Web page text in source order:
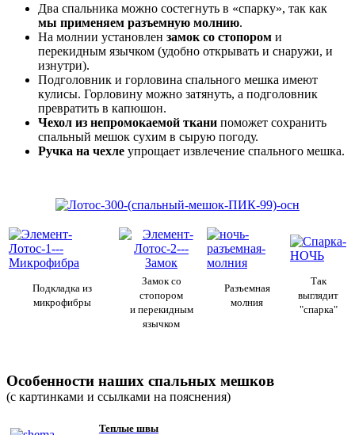
Два спальника можно состегнуть в «спарку», так как
мы применяем разъемную молнию.
На молнии установлен замок со стопором и
перекидным язычком (удобно открывать и снаружи, и
изнутри).
Подголовник и горловина спального мешка имеют
кулисы. Горловину можно затянуть, а подголовник
превратить в капюшон.
Чехол из непромокаемой ткани поможет сохранить
спальный мешок сухим в сырую погоду.
Ручка на чехле упрощает извлечение спального мешка.
Подкладка из
микрофибры
Замок со
стопором
и перекидным
язычком
Разъемная
молния
Так
выглядит
"спарка"
Особенности наших спальных мешков
(с картинками и ссылками на пояснения)
Теплые швы